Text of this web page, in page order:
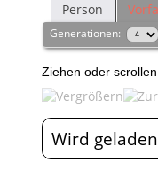
Person
Generationen:
Ziehen oder
Wird